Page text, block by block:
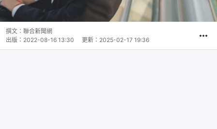
撰文： 聯合新聞網
出版： 2022-08-16 13:30 更新： 2025-02-17 19:36